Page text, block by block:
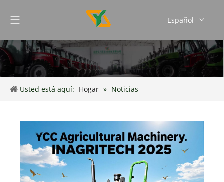
Español
Français
Português
Usted está aquí: Hogar » Noticias